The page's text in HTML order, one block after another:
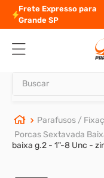
Frete Expresso para
Grande SP
Parafusos /
Porcas Sextavada
baixa g.2 - 1"-8 Unc -
TERMOS MAIS
1º
parafuso allen